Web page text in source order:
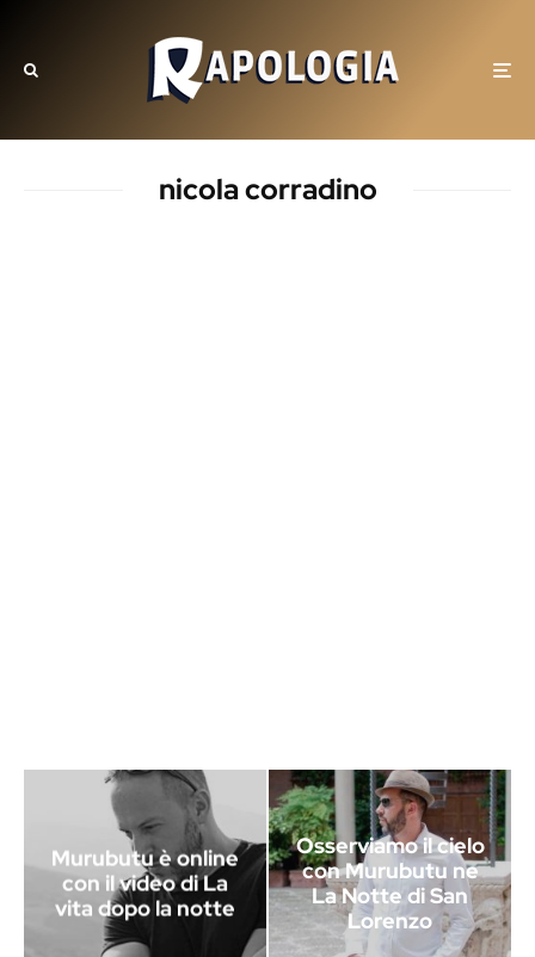
nicola corradino
Murubutu è online
con il video di La
vita dopo la notte
Osserviamo il cielo
con Murubutu ne
La Notte di San
Lorenzo